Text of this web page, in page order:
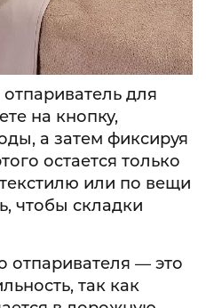
для
на кнопку,
а затем фиксируя
остается только
или по вещи
чтобы складки
отпаривателя — это
так как